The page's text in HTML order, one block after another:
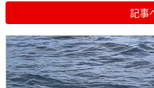
記事